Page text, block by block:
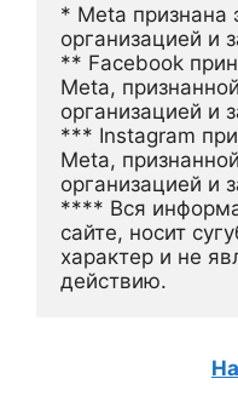
* Meta признана
организацией и
** Facebook
Meta,
организацией и
*** Instagram
Meta,
организацией и
**** Вся
сайте, носит
характер и не
действию.